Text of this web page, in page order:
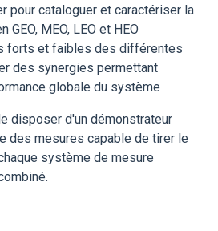
pour cataloguer et caractériser la
GEO, MEO, LEO et HEO
forts et faibles des différentes
des synergies permettant
globale du système
disposer d'un démonstrateur
des mesures capable de tirer le
système de mesure